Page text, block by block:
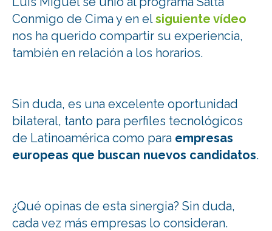
Conmigo de Cima y en elsiguiente vídeo
nos ha querido compartir su experiencia,
también en relación a los horarios.
Sin duda, es una excelente oportunidad
bilateral, tanto para perfiles tecnológicos
de Latinoamérica como para empresas
europeas que buscan nuevos candidatos.
¿Qué opinas de esta sinergia? Sin duda,
cada vez más empresas lo consideran.